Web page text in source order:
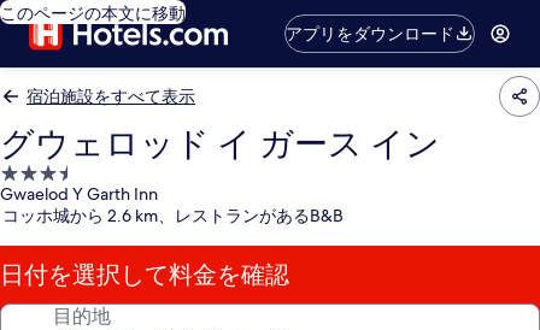
このページの本文に移動
アプリをダウンロード
宿泊施設をすべて表示
グウェロッド イ ガース イン
3.5
つ
星
宿
泊
施
Gwaelod Y Garth Inn
コッホ城から 2.6 km、レストランがあるB&B
日付を選択して料金を確認
目的地